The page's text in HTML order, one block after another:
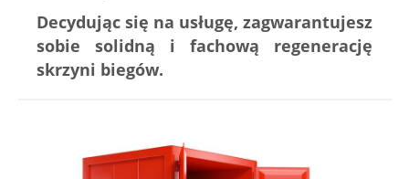
Decydując się na usługę, zagwarantujesz
sobie solidną i fachową regenerację
skrzyni biegów.